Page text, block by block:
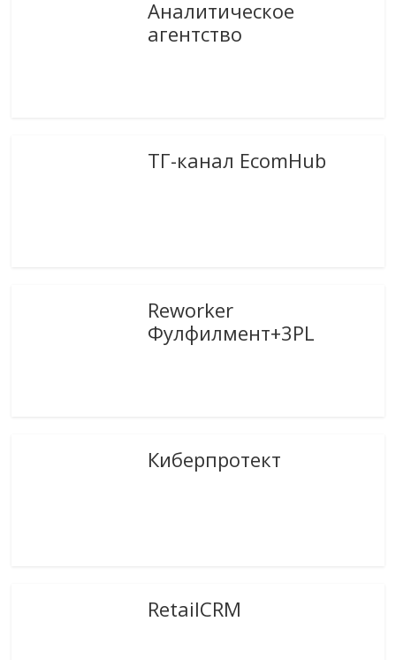
Аналитическое
агентство
ТГ-канал EcomHub
Reworker
Фулфилмент+3PL
Киберпротект
RetailCRM